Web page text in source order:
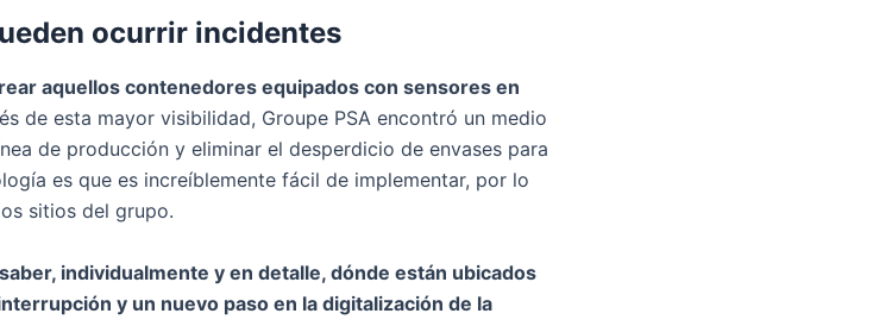
ocurrir incidentes
aquellos contenedores equipados con sensores en
de esta mayor visibilidad, Groupe PSA encontró un medio
de producción y eliminar el desperdicio de envases para
es que es increíblemente fácil de implementar, por lo
sitios del grupo.
individualmente y en detalle, dónde están ubicados
y un nuevo paso en la digitalización de la